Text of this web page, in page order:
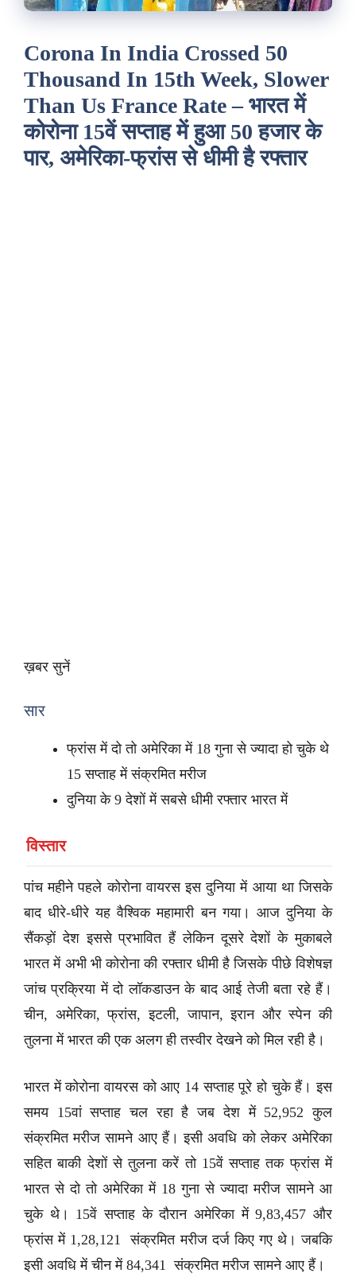
Corona In India Crossed 50
Thousand In 15th Week, Slower
Than Us France Rate – भारत में
कोरोना 15वें सप्ताह में हुआ 50 हजार के
पार, अमेरिका-फ्रांस से धीमी है रफ्तार
ख़बर सुनें
सार
फ्रांस में दो तो अमेरिका में 18 गुना से ज्यादा हो चुके थे
15 सप्ताह में संक्रमित मरीज
दुनिया के 9 देशों में सबसे धीमी रफ्तार भारत में
विस्तार
पांच महीने पहले कोरोना वायरस इस दुनिया में आया था जिसके
बाद धीरे-धीरे यह वैश्विक महामारी बन गया। आज दुनिया के
सैंकड़ों देश इससे प्रभावित हैं लेकिन दूसरे देशों के मुकाबले
भारत में अभी भी कोरोना की रफ्तार धीमी है जिसके पीछे विशेषज्ञ
जांच प्रक्रिया में दो लॉकडाउन के बाद आई तेजी बता रहे हैं।
चीन, अमेरिका, फ्रांस, इटली, जापान, इरान और स्पेन की
तुलना में भारत की एक अलग ही तस्वीर देखने को मिल रही है।
भारत में कोरोना वायरस को आए 14 सप्ताह पूरे हो चुके हैं। इस
समय 15वां सप्ताह चल रहा है जब देश में 52,952 कुल
संक्रमित मरीज सामने आए हैं। इसी अवधि को लेकर अमेरिका
सहित बाकी देशों से तुलना करें तो 15वें सप्ताह तक फ्रांस में
भारत से दो तो अमेरिका में 18 गुना से ज्यादा मरीज सामने आ
चुके थे। 15वें सप्ताह के दौरान अमेरिका में 9,83,457 और
फ्रांस में 1,28,121 संक्रमित मरीज दर्ज किए गए थे। जबकि
इसी अवधि में चीन में 84,341 संक्रमित मरीज सामने आए हैं।